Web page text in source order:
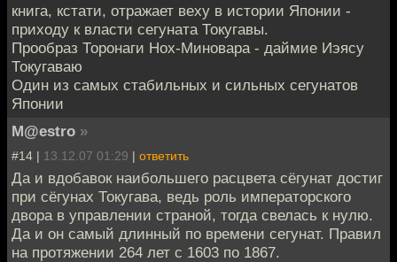
книга, кстати, отражает веху в истории Японии -
приходу к власти сегуната Токугавы.
Прообраз Торонаги Нох-Миновара - даймие Иэясу
Токугаваю
Один из самых стабильных и сильных сегунатов
Японии
M@estro »
#14 | 13.12.07 01:29 | ответить
Да и вдобавок наибольшего расцвета сёгунат достиг
при сёгунах Токугава, ведь роль императорского
двора в управлении страной, тогда свелась к нулю.
Да и он самый длинный по времени сегунат. Правил
на протяжении 264 лет с 1603 по 1867.